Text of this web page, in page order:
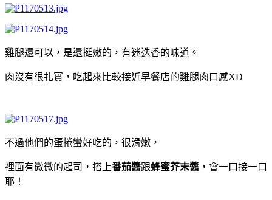
雞腿還可以，是還挺嫩的，有迷迭香的味道。
肉沒有很扎實，吃起來比較接近早餐店的雞腿肉口感XD
不過他們的蛋捲蠻好吃的，很滑嫩，
裡面有微微的起司，搭上番茄醬跟蜂蜜芥末醬 ，會一口接一口
耶！